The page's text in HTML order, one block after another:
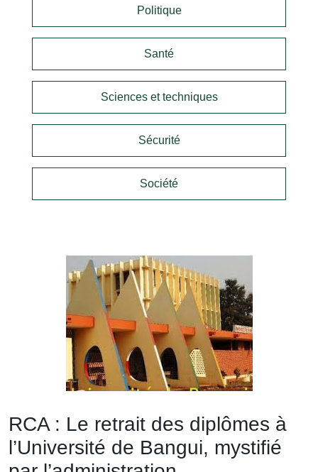
Politique
Santé
Sciences et techniques
Sécurité
Société
RCA : Le retrait des diplômes à
l’Université de Bangui, mystifié